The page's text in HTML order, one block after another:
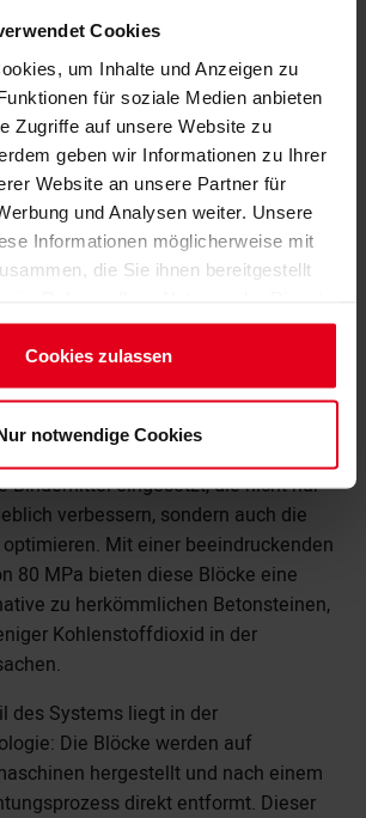
Cookies
um Inhalte und Anzeigen zu
für soziale Medien anbieten
Zugriffe auf unsere Website zu
geben wir Informationen zu Ihrer
Website an unsere Partner für
und Analysen weiter. Unsere
Informationen möglicherweise mit
die Sie ihnen bereitgestellt
Cookies zulassen
notwendige Cookies
einer konsequenten
im Bauwesen erfordert innovative
zu reduzieren und
Qualitätsansprüchen moderner
zu werden. Ein bemerkenswerter
kommt von dem thüringischen
das mit seinem
"Sembla" eine revolutionäre,
bietet.
gedacht: Geopolymerbeton als
Sembla-Systems sind
aus Geopolymerbeton, die völlig ohne
Bindemittel eingesetzt, die nicht nur
verbessern, sondern auch die
Mit einer beeindruckenden
80 MPa bieten diese Blöcke eine
zu herkömmlichen Betonsteinen,
Kohlenstoffdioxid in der
des Systems liegt in der
Die Blöcke werden auf
hergestellt und nach einem
direkt entformt. Dieser